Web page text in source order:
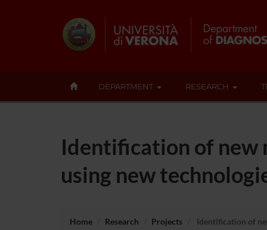
DEPARTMENT RESEARCH
Identification of new
using new
Home Research Projects Identification of